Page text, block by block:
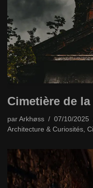
Cimetière de
par Arkhøss
07/10/2025
Architecture & Curiosités,